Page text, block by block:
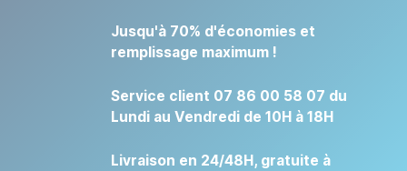
Jusqu'à 70% d'économies et
remplissage maximum !
Service client 07 86 00 58 07 du
Lundi au Vendredi de 10H à 18H
Livraison en 24/48H, gratuite à